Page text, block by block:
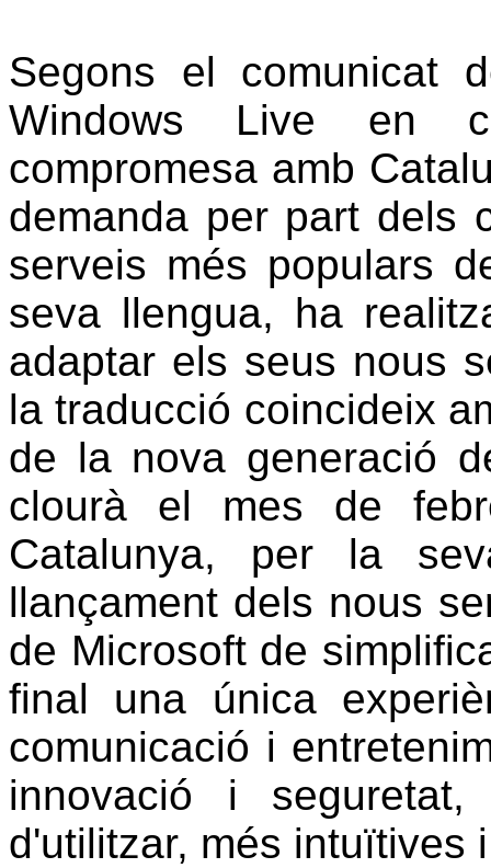
Segons el comunicat
Windows Live en
compromesa amb
demanda per part dels
serveis més populars
seva llengua, ha
adaptar els seus nous
la traducció coincideix
de la nova generació
clourà el mes de
Catalunya, per la
llançament dels nous
de Microsoft de
final una única
comunicació i
innovació i
d'utilitzar, més intuïtives